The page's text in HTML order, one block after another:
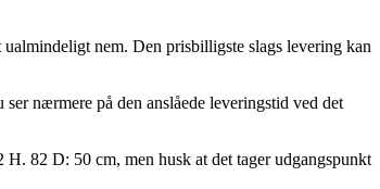
nem. Den prisbilligste slags levering kan
nærmere på den anslåede leveringstid ved det
82 D: 50 cm, men husk at det tager udgangspunkt